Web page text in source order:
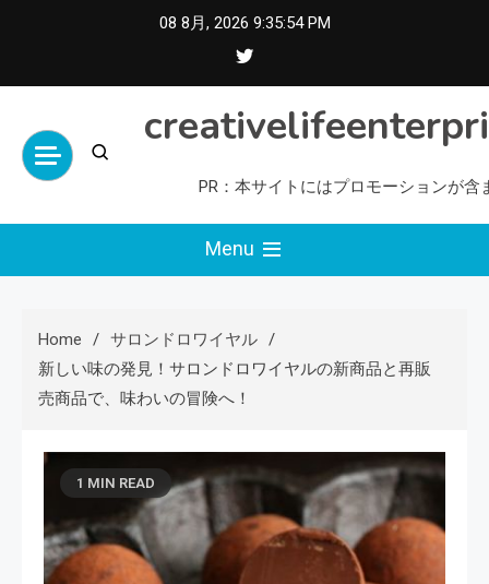
08 8月, 2026 9:35:55 PM
PR：本サイトにはプロモーションが含
Menu
Home
サロンドロワイヤル
新しい味の発見！サロンドロワイヤルの新商品と再販
売商品で、味わいの冒険へ！
1 MIN READ